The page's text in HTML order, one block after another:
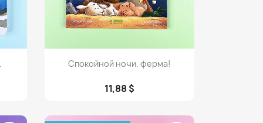
Просмотр
Спокойной ночи, ферма!
11,88 $